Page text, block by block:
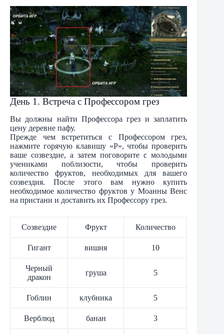
День 1. Встреча с Профессором грез
Вы должны найти Профессора грез и заплатить
цену деревне пафу.
Прежде чем встретиться с Профессором грез,
нажмите горячую клавишу «P», чтобы проверить
ваше созвездие, а затем поговорите с молодыми
учениками поблизости, чтобы проверить
количество фруктов, необходимых для вашего
созвездия. После этого вам нужно купить
необходимое количество фруктов у Моанны Венс
на пристани и доставить их Профессору грез.
Созвездие Фрукт Количество
Гигант вишня 10
Черный
дракон
груша 5
Гоблин клубника 5
Верблюд банан 3